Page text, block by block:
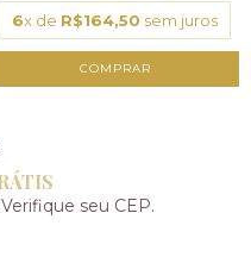
6x de R$164,50 sem juros
seu CEP.